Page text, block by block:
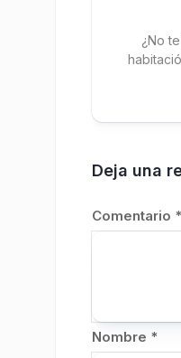
¿No
Deja una
Comentario *
Nombre *